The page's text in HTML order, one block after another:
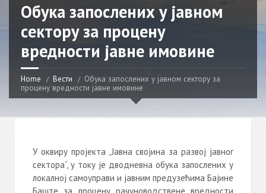
Обука запослених у јавном
сектору за процену
вредности јавне имовине
Home Вести
Обука запослених у јавном сектору за
процену вредности јавне имовине
У оквиру пројекта „Јавна својина за развој јавног
сектора“, у току је дводневна обука запослених у
локалној самоуправи и јавним предузећима Бајине